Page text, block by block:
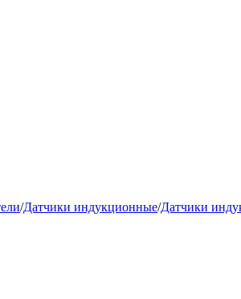
/Датчики индукционные/Датчики